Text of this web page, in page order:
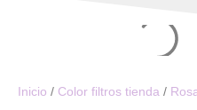
Inicio / Color filtros tienda /